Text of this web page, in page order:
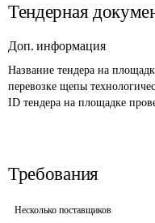
Тендерная
Доп. информация
Название тендера на
перевозке щепы
ID тендера на площадке
Требования
Несколько поставщиков